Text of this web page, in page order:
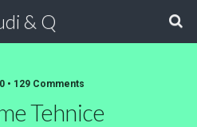
& Q
• 129 Comments
Tehnice